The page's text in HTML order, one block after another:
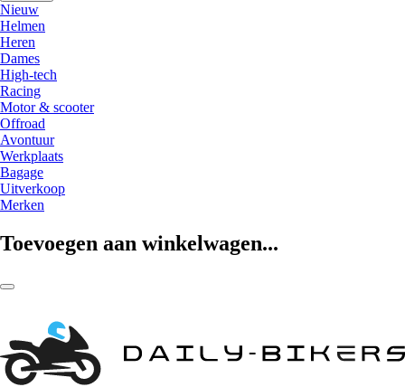
Nieuw
Helmen
Heren
Dames
High-tech
Racing
Motor & scooter
Offroad
Avontuur
Werkplaats
Bagage
Uitverkoop
Merken
Toevoegen aan winkelwagen...